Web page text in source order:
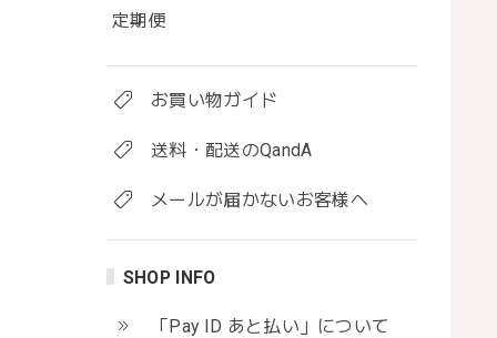
定期便
お買い物ガイド
送料・配送のQandA
メールが届かないお客様へ
SHOP INFO
「Pay ID あと払い」について